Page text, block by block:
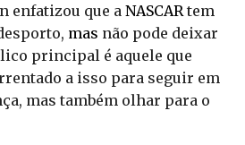
enfatizou que a NASCAR tem
mas não pode deixar
principal é aquele que
a isso para seguir em
mas também olhar para o